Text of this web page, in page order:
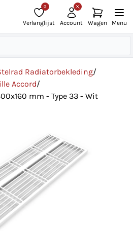
0
Verlanglijst Account Wagen Menu
Radiatorbekleding/
Accord/
mm - Type 33 - Wit